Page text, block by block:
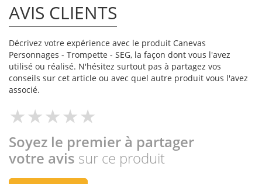
AVIS CLIENTS
Décrivez votre expérience avec le produit Canevas
Personnages - Trompette - SEG, la façon dont vous l'avez
utilisé ou réalisé. N'hésitez surtout pas à partagez vos
conseils sur cet article ou avec quel autre produit vous l'avez
associé.
Soyez le premier à partager
votre avis sur ce produit